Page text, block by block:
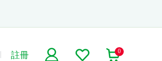
註冊 0